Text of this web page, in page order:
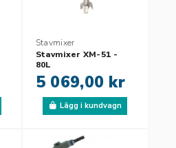
Stavmixer
Stavmixer XM-51 -
80L
5 069,00 kr
Lägg i kundvagn